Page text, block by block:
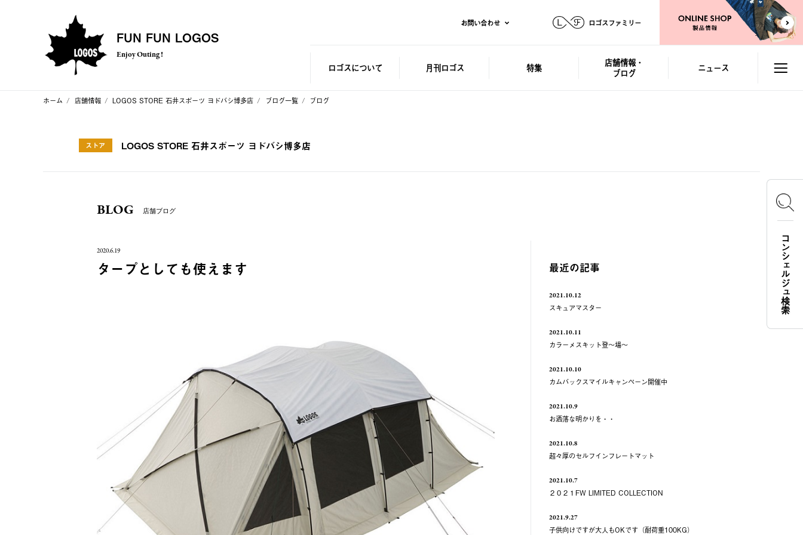
FUN FUN LOGOS
Enjoy Outing !
お問い合わせ ロゴスファミリー
ロゴスについて 月刊ロゴス 特集
店舗情報・
ブログ
ニュース
ホーム 店舗情報 LOGOS STORE 石井スポーツ ヨドバシ博多店 ブログ一覧 ブログ
ストア LOGOS STORE 石井スポーツ ヨドバシ博多店
BLOG 店舗ブログ
2020.6.19
タープとしても使えます 最近の記事
2021.10.12
スキュアマスター
2021.10.11
カラーメスキット登～場～
2021.10.10
カムバックスマイルキャンペーン開催中
2021.10.9
お洒落な明かりを・・
2021.10.8
超々厚のセルフインフレートマット
2021.10.7
２０２１FW LIMITED COLLECTION
2021.9.27
子供向けですが大人もOKです（耐荷重100KG）
コンシェルジュ検索